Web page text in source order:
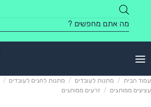
content
Products
search
עמוד הבית / מתנות לעובדים / מתנות לחגים לעובדים /
עציצים ממותגים / זרעים ממותגים